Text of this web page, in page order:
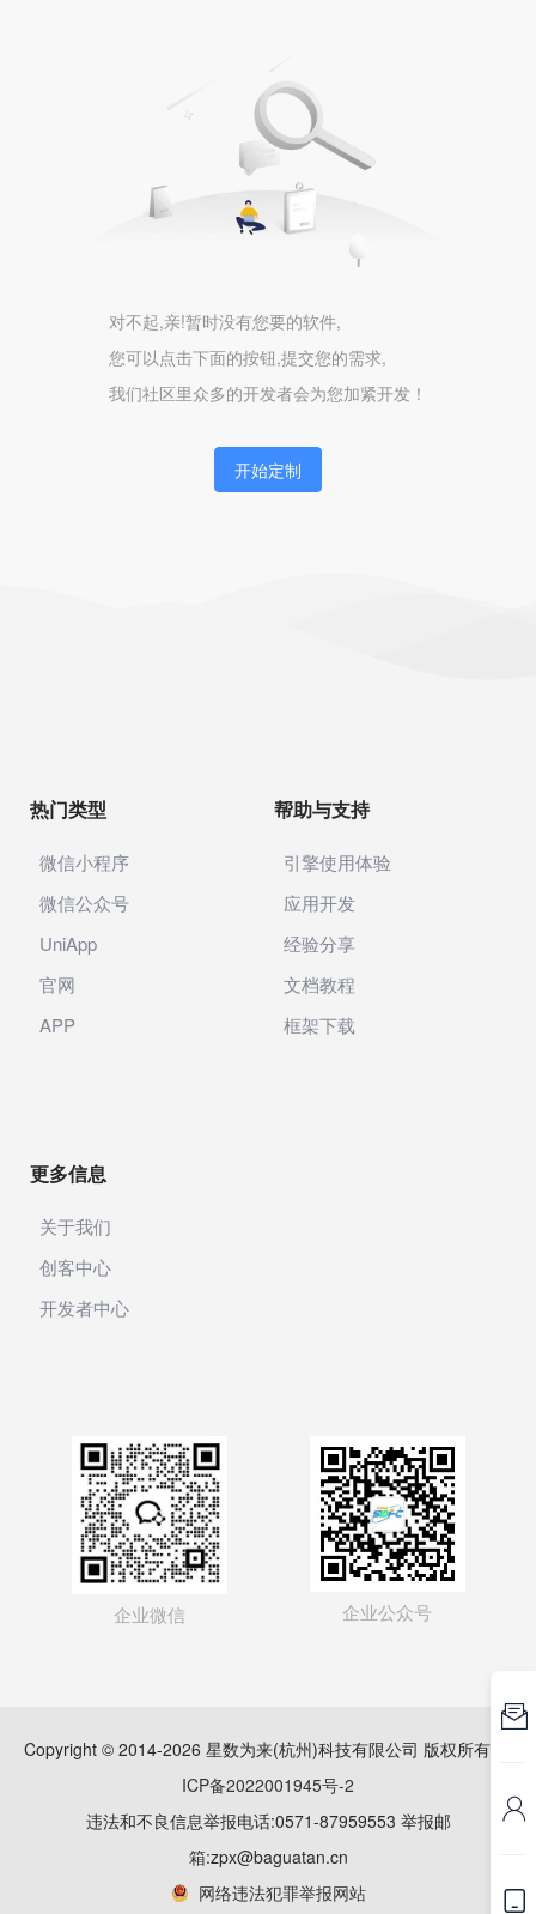
对不起,亲!暂时没有您要的软件,
您可以点击下面的按钮,提交您的需求,
我们社区里众多的开发者会为您加紧开发！
开始定制
热门类型
微信小程序
微信公众号
UniApp
官网
APP
帮助与支持
引擎使用体验
应用开发
经验分享
文档教程
框架下载
更多信息
关于我们
创客中心
开发者中心
企业微信 企业公众号
Copyright © 2014-2026 星数为来(杭州)科技有限公司 版权所有
ICP备2022001945号-2
违法和不良信息举报电话:0571-87959553 举报邮
箱:zpx@baguatan.cn
网络违法犯罪举报网站


